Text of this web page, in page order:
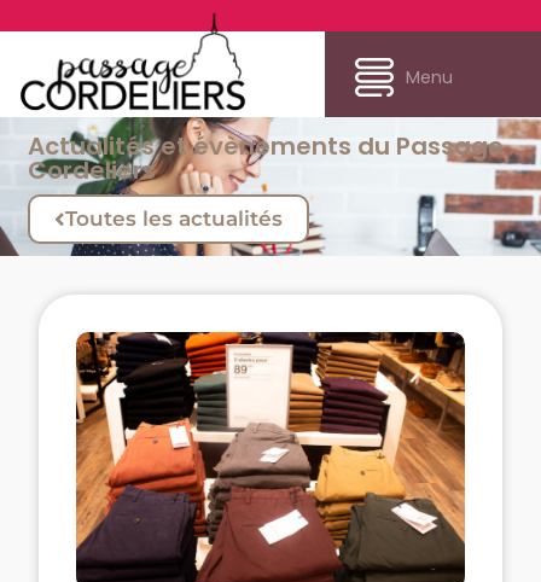
Menu
Actualités et évènements du Passage
Cordeliers
Toutes les actualités